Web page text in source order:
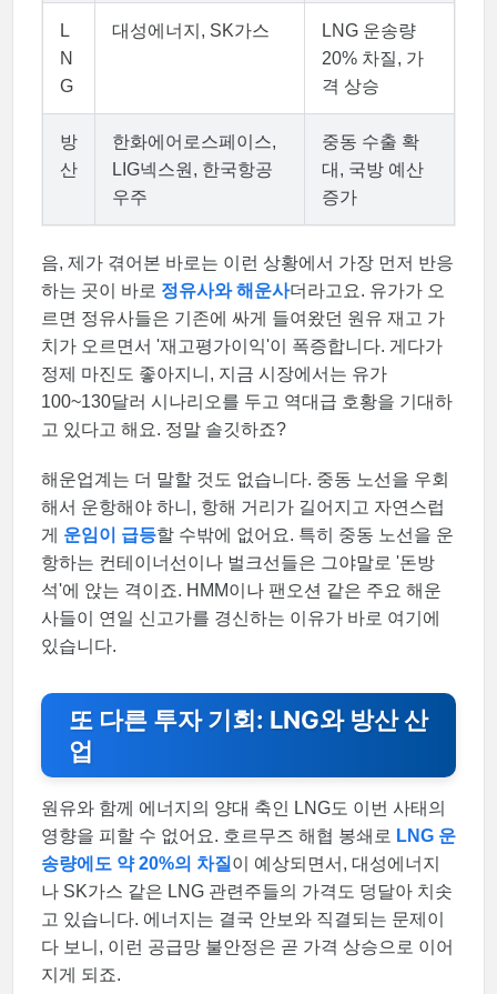
L
N
G
대성에너지, SK가스
LNG 운송량
20% 차질, 가
격 상승
방
산
한화에어로스페이스,
LIG넥스원, 한국항공
우주
중동 수출 확
대, 국방 예산
증가
음, 제가 겪어본 바로는 이런 상황에서 가장 먼저 반응
하는 곳이 바로 정유사와 해운사더라고요. 유가가 오
르면 정유사들은 기존에 싸게 들여왔던 원유 재고 가
치가 오르면서 '재고평가이익'이 폭증합니다. 게다가
정제 마진도 좋아지니, 지금 시장에서는 유가
100~130달러 시나리오를 두고 역대급 호황을 기대하
고 있다고 해요. 정말 솔깃하죠?
해운업계는 더 말할 것도 없습니다. 중동 노선을 우회
해서 운항해야 하니, 항해 거리가 길어지고 자연스럽
게 운임이 급등할 수밖에 없어요. 특히 중동 노선을 운
항하는 컨테이너선이나 벌크선들은 그야말로 '돈방
석'에 앉는 격이죠. HMM이나 팬오션 같은 주요 해운
사들이 연일 신고가를 경신하는 이유가 바로 여기에
있습니다.
또 다른 투자 기회: LNG와 방산 산
업
원유와 함께 에너지의 양대 축인 LNG도 이번 사태의
영향을 피할 수 없어요. 호르무즈 해협 봉쇄로 LNG 운
송량에도 약 20%의 차질이 예상되면서, 대성에너지
나 SK가스 같은 LNG 관련주들의 가격도 덩달아 치솟
고 있습니다. 에너지는 결국 안보와 직결되는 문제이
다 보니, 이런 공급망 불안정은 곧 가격 상승으로 이어
지게 되죠.